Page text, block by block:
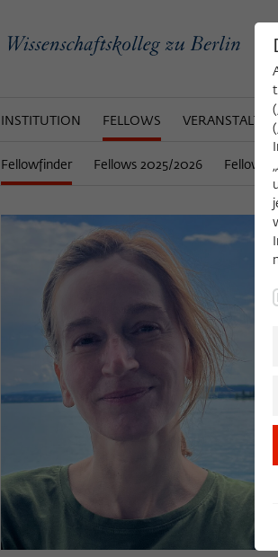
INSTITUTION FELLOWS
Fellowfinder Fellows 2025/2026 Fellows